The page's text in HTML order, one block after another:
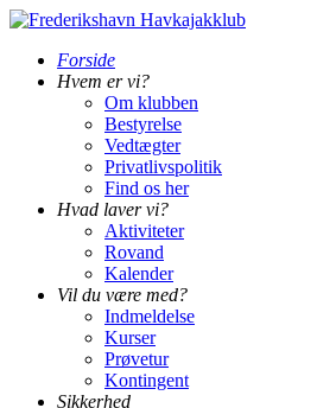
Forside
Hvem er vi?
Om klubben
Bestyrelse
Vedtægter
Privatlivspolitik
Find os her
Hvad laver vi?
Aktiviteter
Rovand
Kalender
Vil du være med?
Indmeldelse
Kurser
Prøvetur
Kontingent
Sikkerhed